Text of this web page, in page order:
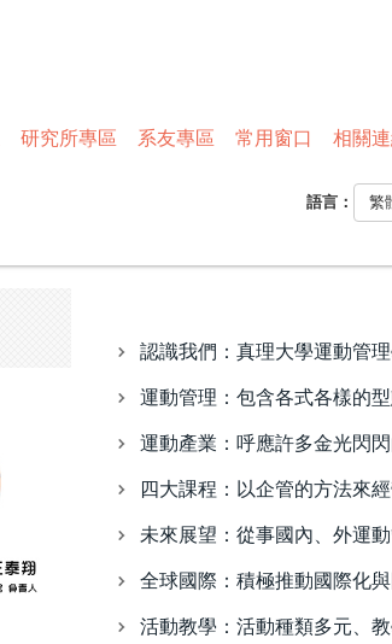
研究所專區 系友專區 常用窗口 相關
語言：
認識我們：真理大學運動管
運動管理：包含各式各樣的
運動產業：呼應許多金光閃
四大課程：以企管的方法來
未來展望：從事國內、外運
全球國際：積極推動國際化
活動教學：活動種類多元、